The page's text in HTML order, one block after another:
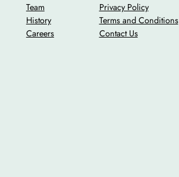
Team
History
Careers
Privacy Policy
Terms and Conditions
Contact Us